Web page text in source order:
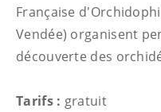
Française
Vendée) organisent
découverte des
Tarifs : gratuit